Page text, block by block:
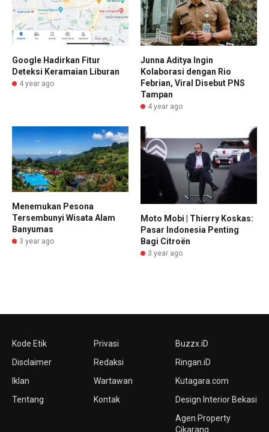
Google Hadirkan Fitur
Deteksi Keramaian Liburan
4 year ago
Junna Aditya Ingin
Kolaborasi dengan Rio
Febrian, Viral Disebut PNS
Tampan
4 year ago
Menemukan Pesona
Tersembunyi Wisata Alam
Banyumas
3 year ago
Moto Mobi | Thierry Koskas:
Pasar Indonesia Penting
Bagi Citroën
3 year ago
Kode Etik
Disclaimer
Iklan
Tentang
Privasi
Redaksi
Wartawan
Kontak
Buzzx.iD
Ringan.iD
Kutagara.com
Design Interior Bekasi
Agen Property
Cikarang